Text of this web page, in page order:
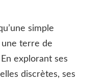
simple
terre de
explorant ses
discrètes, ses